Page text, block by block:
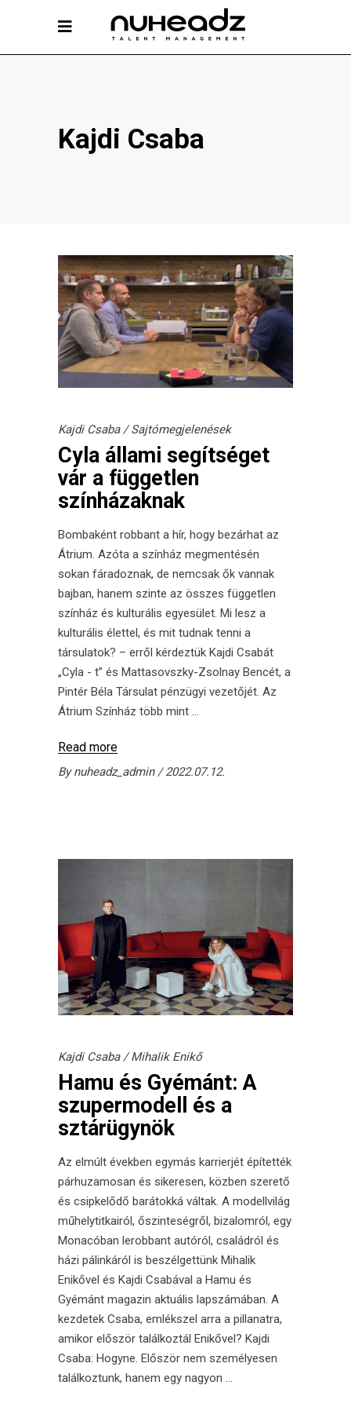
Kajdi Csaba
Kajdi Csaba/Sajtómegjelenések
Cyla állami segítséget
vár a független
színházaknak
Bombaként robbant a hír, hogy bezárhat az
Átrium. Azóta a színház megmentésén
sokan fáradoznak, de nemcsak ők vannak
bajban, hanem szinte az összes független
színház és kulturális egyesület. Mi lesz a
kulturális élettel, és mit tudnak tenni a
társulatok? – erről kérdeztük Kajdi Csabát
„Cyla - t” és Mattasovszky-Zsolnay Bencét, a
Pintér Béla Társulat pénzügyi vezetőjét. Az
Átrium Színház több mint
Read more
Bynuheadz_admin 2022.07.12.
Kajdi Csaba/Mihalik Enikő
Hamu és Gyémánt: A
szupermodell és a
sztárügynök
Az elmúlt években egymás karrierjét építették
párhuzamosan és sikeresen, közben szerető
és csipkelődő barátokká váltak. A modellvilág
műhelytitkairól, őszinteségről, bizalomról, egy
Monacóban lerobbant autóról, családról és
házi pálinkáról is beszélgettünk Mihalik
Enikővel és Kajdi Csabával a Hamu és
Gyémánt magazin aktuális lapszámában. A
kezdetek Csaba, emlékszel arra a pillanatra,
amikor először találkoztál Enikővel? Kajdi
Csaba: Hogyne. Először nem személyesen
találkoztunk, hanem egy nagyon